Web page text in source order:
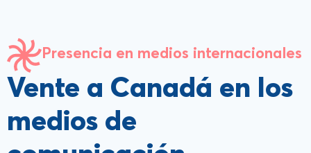
Presencia en medios internacionales
Vente a Canadá en los
medios de